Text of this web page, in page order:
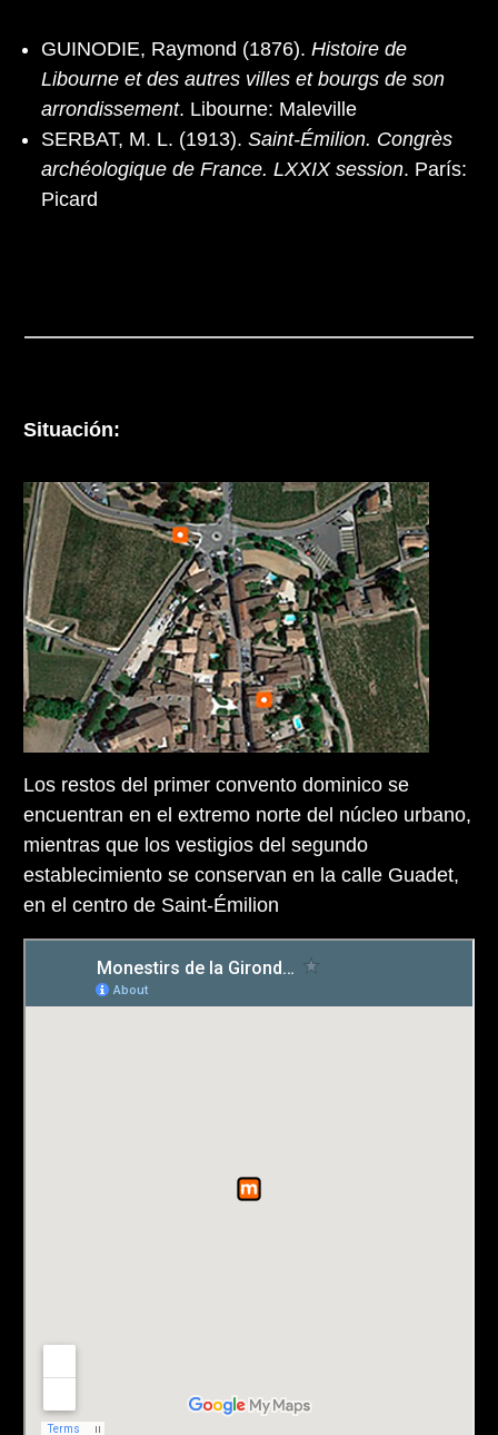
GUINODIE, Raymond (1876). Histoire de
Libourne et des autres villes et bourgs de son
arrondissement. Libourne: Maleville
SERBAT, M. L. (1913). Saint-Émilion. Congrès
archéologique de France. LXXIX session. París:
Picard
Situación:
Los restos del primer convento dominico se
encuentran en el extremo norte del núcleo urbano,
mientras que los vestigios del segundo
establecimiento se conservan en la calle Guadet,
en el centro de Saint-Émilion